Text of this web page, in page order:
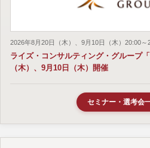
2026年8月20日（木）、9月10日（木）20:00～
ライズ・コンサルティング・グループ
（木）、9月10日（木）開催
セミナー・選考会